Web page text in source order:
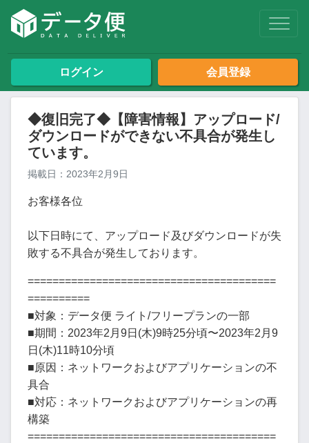
ログイン 会員登録
◆復旧完了◆【障害情報】アップロード/
ダウンロードができない不具合が発生し
ています。
掲載日：2023年2月9日
お客様各位
以下日時にて、アップロード及びダウンロードが失
敗する不具合が発生しております。
========================================
==========
■対象：データ便 ライト/フリープランの一部
■期間：2023年2月9日(木)9時25分頃〜2023年2月9
日(木)11時10分頃
■原因：ネットワークおよびアプリケーションの不
具合
■対応：ネットワークおよびアプリケーションの再
構築
========================================